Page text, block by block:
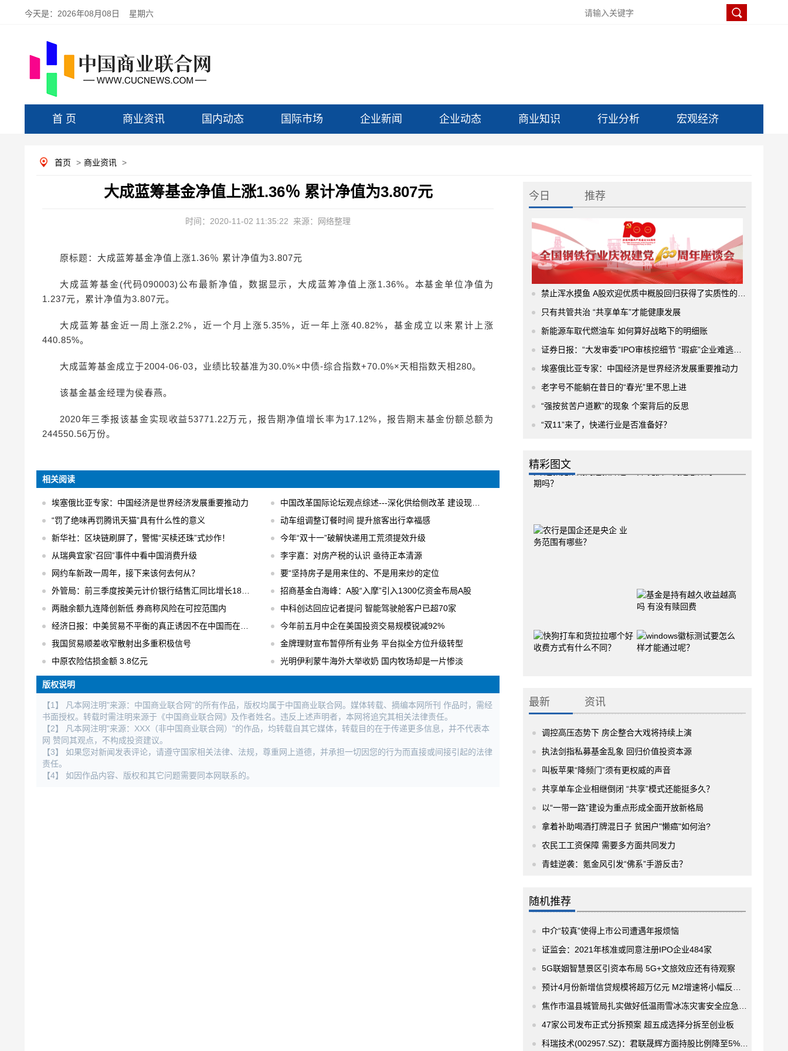
今天是： 2026年08月08日 星期六
首 页 商业资讯 国内动态 国际市场 企业新闻 企业动态 商业知识 行业分析 宏观经济
首页 > 商业资讯 >
大成蓝筹基金净值上涨1.36％ 累计净值为3.807元
时间：2020-11-02 11:35:22 来源：网络整理
原标题：大成蓝筹基金净值上涨1.36％ 累计净值为3.807元
大成蓝筹基金(代码090003)公布最新净值，数据显示，大成蓝筹净值上涨1.36%。本基金单位净值为
1.237元，累计净值为3.807元。
大成蓝筹基金近一周上涨2.2%，近一个月上涨5.35%，近一年上涨40.82%，基金成立以来累计上涨
440.85%。
大成蓝筹基金成立于2004-06-03，业绩比较基准为30.0%×中债-综合指数+70.0%×天相指数天相280。
该基金基金经理为侯春燕。
2020年三季报该基金实现收益53771.22万元，报告期净值增长率为17.12%，报告期末基金份额总额为
244550.56万份。
相关阅读
埃塞俄比亚专家：中国经济是世界经济发展重要推动力
中国改革国际论坛观点综述---深化供给侧改革 建设现代化经济体系
“罚了绝味再罚腾讯天猫”具有什么性的意义
动车组调整订餐时间 提升旅客出行幸福感
新华社：区块链刷屏了，警惕“买椟还珠”式炒作！
今年“双十一”破解快递用工荒须提效升级
从瑞典宜家“召回”事件中看中国消费升级
李宇嘉：对房产税的认识 亟待正本清源
网约车新政一周年，接下来该何去何从？
要“坚持房子是用来住的、不是用来炒的定位
外管局：前三季度按美元计价银行结售汇同比增长18% 结售汇逆差下降75%
招商基金白海峰：A股“入摩”引入1300亿资金布局A股
两融余额九连降创新低 券商称风险在可控范围内
中科创达回应记者提问 智能驾驶舱客户已超70家
经济日报：中美贸易不平衡的真正诱因不在中国而在美国
今年前五月中企在美国投资交易规模锐减92%
我国贸易顺差收窄散射出多重积极信号
金牌理财宣布暂停所有业务 平台拟全方位升级转型
中原农险估损金额 3.8亿元
光明伊利蒙牛海外大举收奶 国内牧场却是一片惨淡
版权说明
【1】 凡本网注明"来源：中国商业联合网"的所有作品，版权均属于中国商业联合网。媒体转载、摘编本网所刊 作品时，需经
书面授权。转载时需注明来源于《中国商业联合网》及作者姓名。违反上述声明者，本网将追究其相关法律责任。
【2】 凡本网注明"来源：XXX（非中国商业联合网）"的作品，均转载自其它媒体，转载目的在于传递更多信息，并不代表本
网 赞同其观点，不构成投资建议。
【3】 如果您对新闻发表评论，请遵守国家相关法律、法规，尊重网上道德，并承担一切因您的行为而直接或间接引起的法律
责任。
【4】 如因作品内容、版权和其它问题需要同本网联系的。
今日 推荐
禁止浑水摸鱼 A股欢迎优质中概股回归获得了实质性的进展
只有共管共治 “共享单车”才能健康发展
新能源车取代燃油车 如何算好战略下的明细账
证券日报：“大发审委”IPO审核挖细节 “瑕疵”企业难逃法眼
埃塞俄比亚专家：中国经济是世界经济发展重要推动力
老字号不能躺在昔日的“春光”里不思上进
“强按贫苦户道歉”的现象 个案背后的反思
“双11”来了，快递行业是否准备好？
精彩图文
最新 资讯
调控高压态势下 房企整合大戏将持续上演
执法剑指私募基金乱象 回归价值投资本源
叫板苹果“降频门”须有更权威的声音
共享单车企业相继倒闭 “共享”模式还能挺多久？
以“一带一路”建设为重点形成全面开放新格局
拿着补助喝酒打牌混日子 贫困户"懒癌"如何治?
农民工工资保障 需要多方面共同发力
青蛙逆袭：氪金风引发“佛系”手游反击？
随机推荐
中介“较真”使得上市公司遭遇年报烦恼
证监会：2021年核准或同意注册IPO企业484家
5G联姻智慧景区引资本布局 5G+文旅效应还有待观察
预计4月份新增信贷规模将超万亿元 M2增速将小幅反弹至8.5%
焦作市温县城管局扎实做好低温雨雪冰冻灾害安全应急工作
47家公司发布正式分拆预案 超五成选择分拆至创业板
科瑞技术(002957.SZ)：君联晟辉方面持股比例降至5%以下 通过集中竞价方式减持